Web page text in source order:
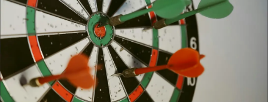
اتصل بنا
المملكة العربية
الإمارات العربية المتحدة